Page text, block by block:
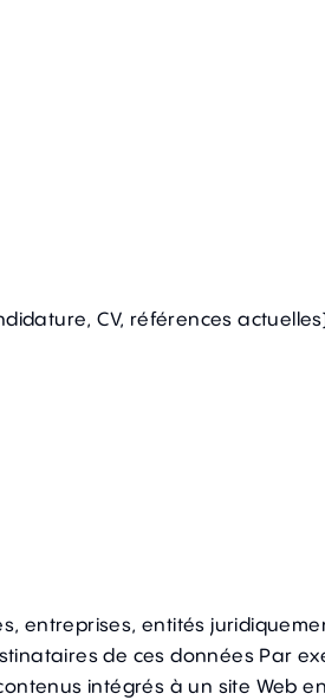
CV, références
entreprises, entités
de ces données Par
intégrés à un site Web